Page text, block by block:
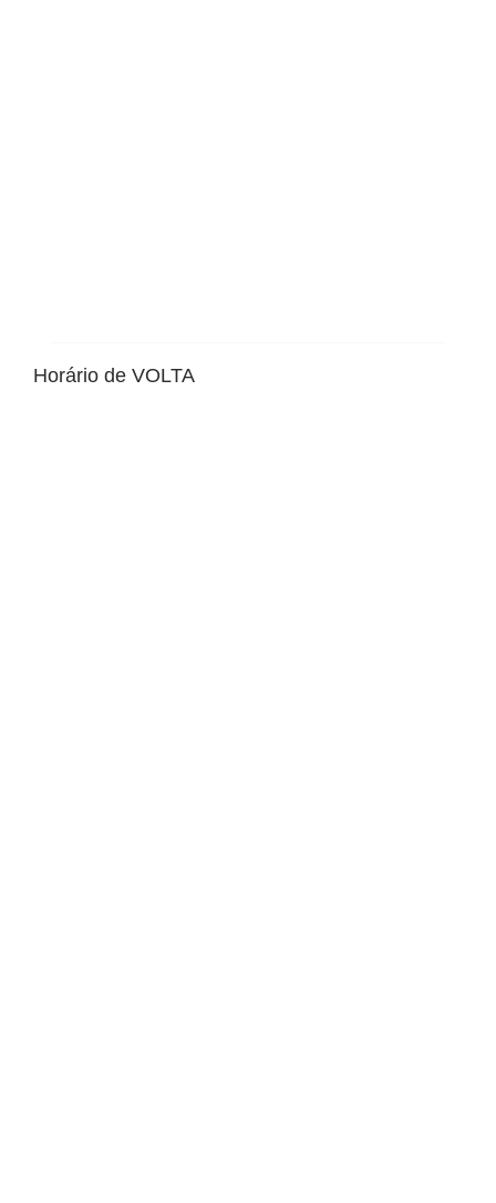
Horário de VOLTA